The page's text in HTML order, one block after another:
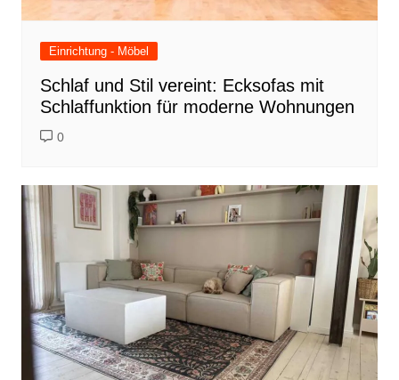
Einrichtung - Möbel
Schlaf und Stil vereint: Ecksofas mit
Schlaffunktion für moderne Wohnungen
0